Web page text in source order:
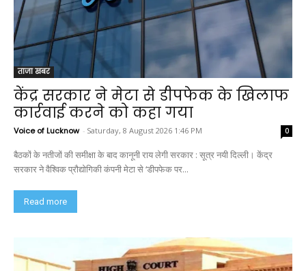
ताजा खबर
केंद्र सरकार ने मेटा से डीपफेक के खिलाफ
कार्रवाई करने को कहा गया
Voice of Lucknow - Saturday, 8 August 2026 1:46 PM 0
बैठकों के नतीजों की समीक्षा के बाद कानूनी राय लेगी सरकार : सूत्र नयी दिल्ली। केंद्र
सरकार ने वैश्विक प्रौद्योगिकी कंपनी मेटा से ‘डीपफेक पर...
Read more